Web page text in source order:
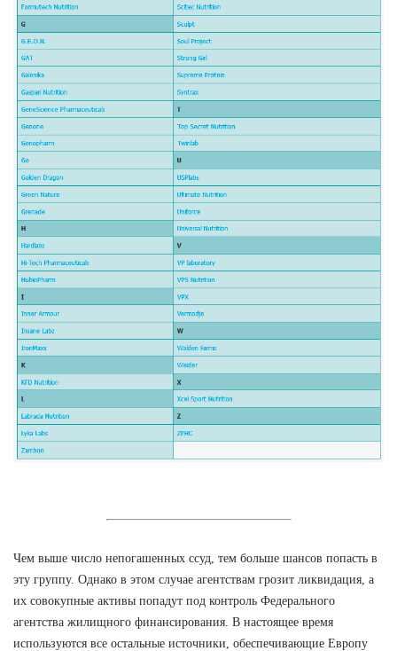
Чем выше число непогашенных ссуд, тем больше шансов попасть в
эту группу. Однако в этом случае агентствам грозит ликвидация, а
их совокупные активы попадут под контроль Федерального
агентства жилищного финансирования. В настоящее время
используются все остальные источники, обеспечивающие Европу